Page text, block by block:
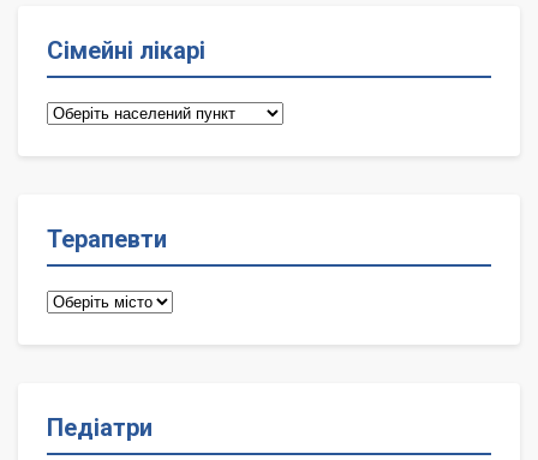
Сімейні лікарі
Сімейні
Терапевти
Терапевти
Педіатри